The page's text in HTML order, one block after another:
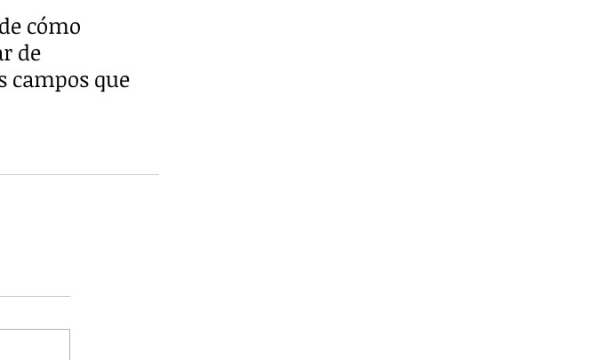
cómo
de
campos que